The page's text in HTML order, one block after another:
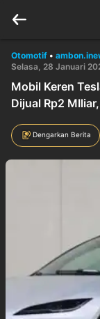
Otomotif •
Selasa, 28 Januari
Mobil Keren
Dijual Rp2
Dengarkan Berita